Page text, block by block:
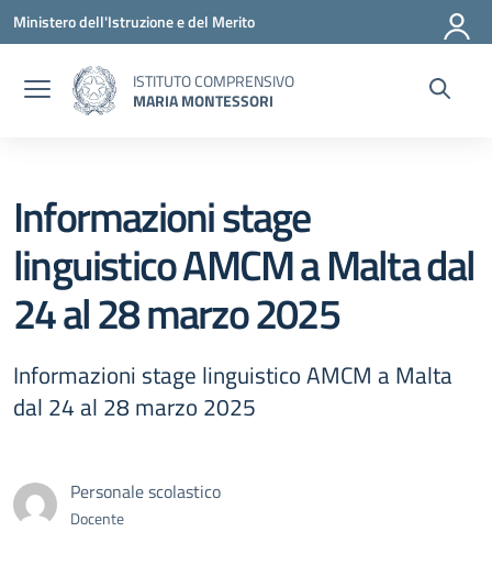
Vai ai contenuti
Vai al menu di navigazione
Vai al footer
Ministero dell'Istruzione e del Merito
ISTITUTO COMPRENSIVO
MARIA MONTESSORI
Informazioni stage
linguistico AMCM a Malta dal
24 al 28 marzo 2025
Informazioni stage linguistico AMCM a Malta
dal 24 al 28 marzo 2025
Personale scolastico
Docente